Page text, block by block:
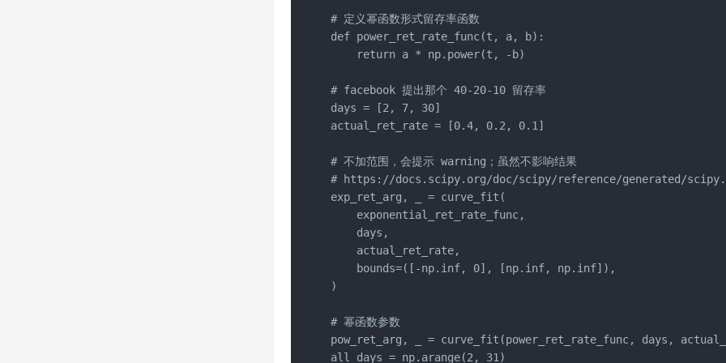
# 定义幂函数形式留存率函数
def power_ret_rate_func(t, a, b):
    return a * np.power(t, -b)
# facebook 提出那个 40-20-10 留存率
days = [2, 7, 30]
actual_ret_rate = [0.4, 0.2, 0.1]
# 不加范围，会提示 warning；虽然不影响结果
# https://docs.scipy.org/doc/scipy/reference/generated/
exp_ret_arg, _ = curve_fit(
    exponential_ret_rate_func,
    days,
    actual_ret_rate,
    bounds=([-np.inf, 0], [np.inf, np.inf]),
)
# 幂函数参数
pow_ret_arg, _ = curve_fit(power_ret_rate_func, days,
all_days = np.arange(2, 31)